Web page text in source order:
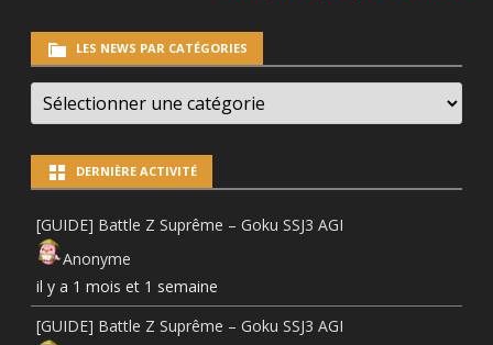
LES NEWS PAR CATÉGORIES
LES
NEWS
PAR
DERNIÈRE ACTIVITÉ
[GUIDE] Battle Z Suprême – Goku SSJ3 AGI
Anonyme
il y a 1 mois et 1 semaine
[GUIDE] Battle Z Suprême – Goku SSJ3 AGI